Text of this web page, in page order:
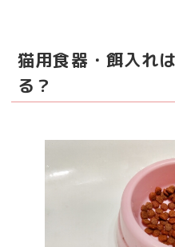
猫用食器・餌入れ
る？